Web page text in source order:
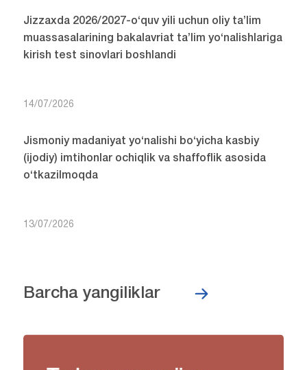
Jizzaxda 2026/2027-o‘quv yili uchun oliy ta’lim
muassasalarining bakalavriat ta’lim yo‘nalishlariga
kirish test sinovlari boshlandi
14/07/2026
Jismoniy madaniyat yo‘nalishi bo‘yicha kasbiy
(ijodiy) imtihonlar ochiqlik va shaffoflik asosida
o‘tkazilmoqda
13/07/2026
Barcha yangiliklar